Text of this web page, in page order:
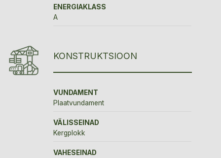
ENERGIAKLASS
A
KONSTRUKTSIOON
VUNDAMENT
Plaatvundament
VÄLISSEINAD
Kergplokk
VAHESEINAD